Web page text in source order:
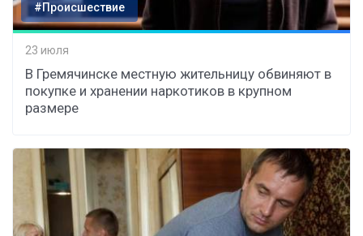
#Происшествие
23 июля
В Гремячинске местную жительницу обвиняют в
покупке и хранении наркотиков в крупном
размере